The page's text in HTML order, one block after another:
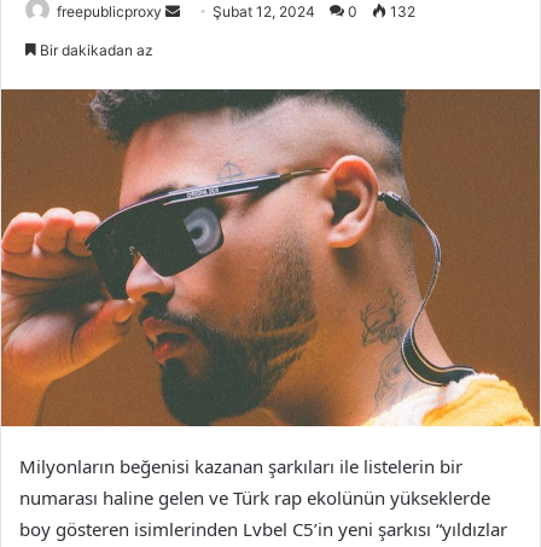
freepublicproxy
Bir
göndermek
Şubat 12, 2024 0 132
Bir dakikadan az
Milyonların beğenisi kazanan şarkıları ile listelerin bir
numarası haline gelen ve Türk rap ekolünün yükseklerde
boy gösteren isimlerinden Lvbel C5’in yeni şarkısı “yıldızlar